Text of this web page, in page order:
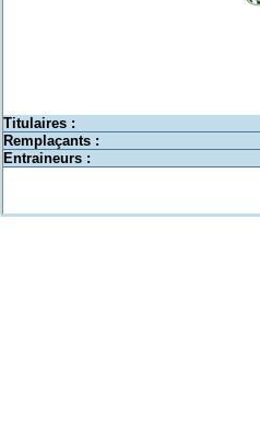
Titulaires :
Remplaçants :
Entraineurs :